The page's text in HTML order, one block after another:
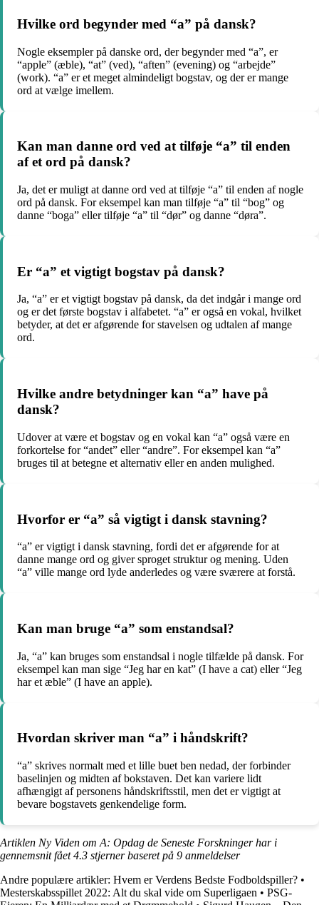
Hvilke ord begynder med “a” på dansk?
Nogle eksempler på danske ord, der begynder med “a”, er
“apple” (æble), “at” (ved), “aften” (evening) og “arbejde”
(work). “a” er et meget almindeligt bogstav, og der er mange
ord at vælge imellem.
Kan man danne ord ved at tilføje “a” til enden
af et ord på dansk?
Ja, det er muligt at danne ord ved at tilføje “a” til enden af nogle
ord på dansk. For eksempel kan man tilføje “a” til “bog” og
danne “boga” eller tilføje “a” til “dør” og danne “døra”.
Er “a” et vigtigt bogstav på dansk?
Ja, “a” er et vigtigt bogstav på dansk, da det indgår i mange ord
og er det første bogstav i alfabetet. “a” er også en vokal, hvilket
betyder, at det er afgørende for stavelsen og udtalen af mange
ord.
Hvilke andre betydninger kan “a” have på
dansk?
Udover at være et bogstav og en vokal kan “a” også være en
forkortelse for “andet” eller “andre”. For eksempel kan “a”
bruges til at betegne et alternativ eller en anden mulighed.
Hvorfor er “a” så vigtigt i dansk stavning?
“a” er vigtigt i dansk stavning, fordi det er afgørende for at
danne mange ord og giver sproget struktur og mening. Uden
“a” ville mange ord lyde anderledes og være sværere at forstå.
Kan man bruge “a” som enstandsal?
Ja, “a” kan bruges som enstandsal i nogle tilfælde på dansk. For
eksempel kan man sige “Jeg har en kat” (I have a cat) eller “Jeg
har et æble” (I have an apple).
Hvordan skriver man “a” i håndskrift?
“a” skrives normalt med et lille buet ben nedad, der forbinder
baselinjen og midten af bokstaven. Det kan variere lidt
afhængigt af personens håndskriftsstil, men det er vigtigt at
bevare bogstavets genkendelige form.
Artiklen Ny Viden om A: Opdag de Seneste Forskninger har i
gennemsnit fået4.3 stjerner baseret på 9 anmeldelser
Andre populære artikler: Hvem er Verdens Bedste Fodboldspiller? •
Mesterskabsspillet 2022: Alt du skal vide om Superligaen • PSG-